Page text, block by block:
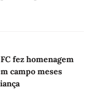
fez homenagem
campo meses